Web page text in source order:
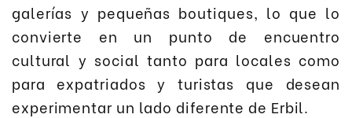
galerías y pequeñas boutiques, lo que lo
convierte en un punto de encuentro
cultural y social tanto para locales como
para expatriados y turistas que desean
experimentar un lado diferente de Erbil.